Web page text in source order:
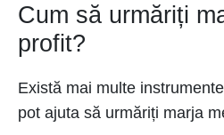
Cum să urmăriți
profit?
Există mai multe
pot ajuta să urmăriți marja